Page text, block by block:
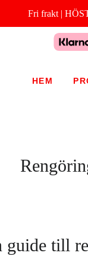
Fri frakt |
HEM
guide till